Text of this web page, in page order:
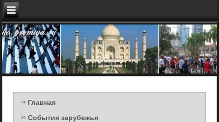
Главная
События зарубежья